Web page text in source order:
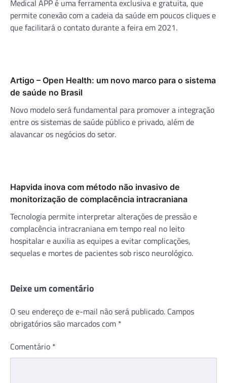
Medical APP é uma ferramenta exclusiva e gratuita, que
permite conexão com a cadeia da saúde em poucos cliques e
que facilitará o contato durante a feira em 2021.
Artigo – Open Health: um novo marco para o sistema
de saúde no Brasil
Novo modelo será fundamental para promover a integração
entre os sistemas de saúde público e privado, além de
alavancar os negócios do setor.
Hapvida inova com método não invasivo de
monitorização de complacência intracraniana
Tecnologia permite interpretar alterações de pressão e
complacência intracraniana em tempo real no leito
hospitalar e auxilia as equipes a evitar complicações,
sequelas e mortes de pacientes sob risco neurológico.
Deixe um comentário
O seu endereço de e-mail não será publicado. Campos
obrigatórios são marcados com *
Comentário *